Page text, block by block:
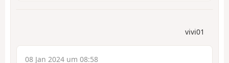
vivi01
08 Jan 2024 um 08:58